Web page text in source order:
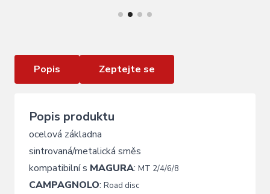
destičky brzdové FORCE MAGURA MT 2,4,6,8
Popis Zeptejte se
Popis produktu
ocelová základna
sintrovaná/metalická směs
kompatibilní s MAGURA: MT 2/4/6/8
CAMPAGNOLO: Road disc